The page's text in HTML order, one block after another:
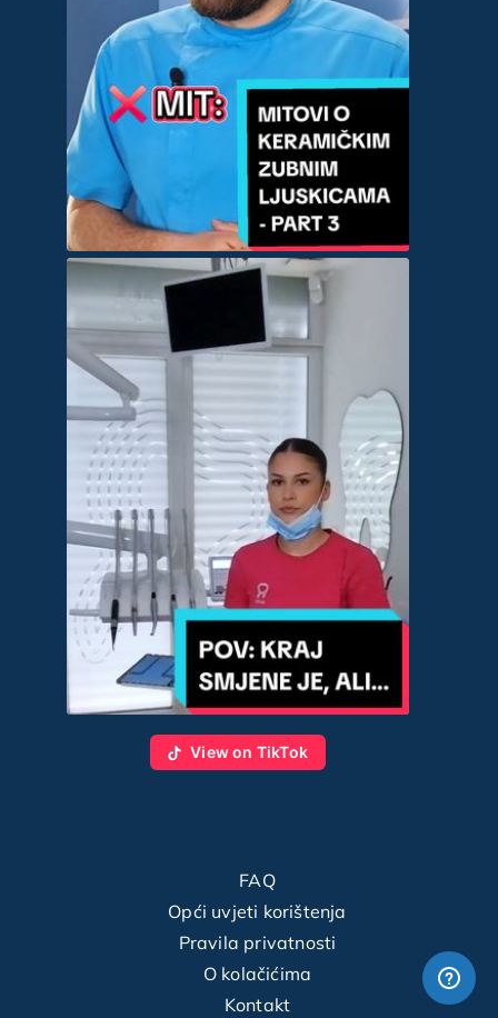
View on TikTok
FAQ
Opći uvjeti korištenja
Pravila privatnosti
O kolačićima
Kontakt